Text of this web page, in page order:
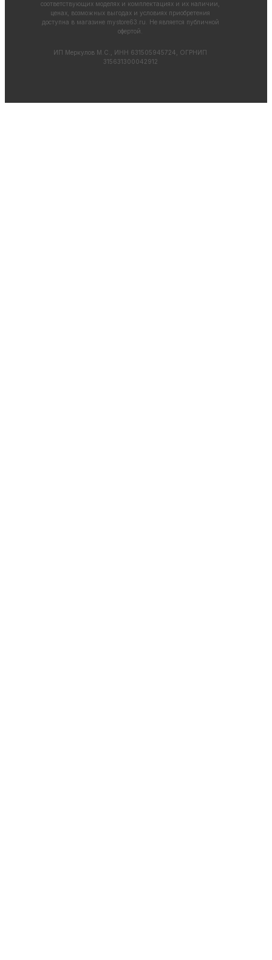
соответствующих моделях и комплектациях и их наличии,
ценах, возможных выгодах и условиях приобретения
доступна в магазине mystore63.ru . Не является публичной
офертой.
ИП Меркулов М.С., ИНН 631505945724, ОГРНИП
315631300042912